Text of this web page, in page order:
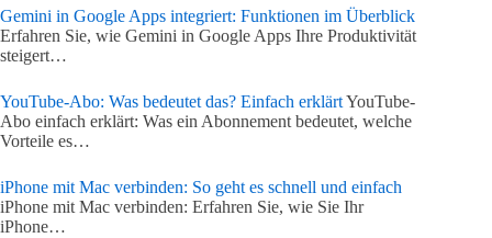
Gemini in Google Apps integriert: Funktionen im Überblick
Erfahren Sie, wie Gemini in Google Apps Ihre Produktivität
steigert…
YouTube-Abo: Was bedeutet das? Einfach erklärtYouTube-
Abo einfach erklärt: Was ein Abonnement bedeutet, welche
Vorteile es…
iPhone mit Mac verbinden: So geht es schnell und einfach
iPhone mit Mac verbinden: Erfahren Sie, wie Sie Ihr
iPhone…